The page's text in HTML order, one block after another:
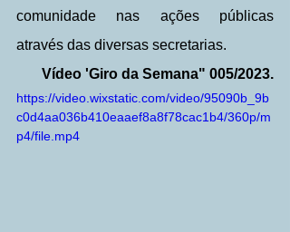
comunidade nas ações públicas
através das diversas secretarias.
Vídeo 'Giro da Semana" 005/2023.
https://video.wixstatic.com/video/95090b_9b
c0d4aa036b410eaaef8a8f78cac1b4/360p/m
p4/file.mp4